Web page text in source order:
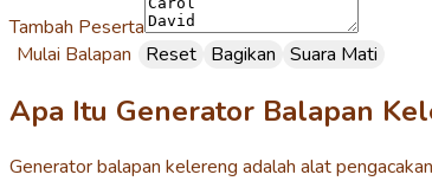
Tambah Peserta
Mulai Balapan
Reset Bagikan Suara Mati
Apa Itu Generator Balapan
Generator balapan kelereng adalah alat